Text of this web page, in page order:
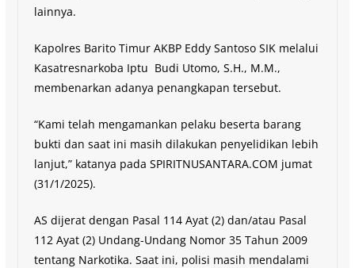
lainnya.
Kapolres Barito Timur AKBP Eddy Santoso SIK melalui
Kasatresnarkoba Iptu Budi Utomo, S.H., M.M.,
membenarkan adanya penangkapan tersebut.
“Kami telah mengamankan pelaku beserta barang
bukti dan saat ini masih dilakukan penyelidikan lebih
lanjut,” katanya pada SPIRITNUSANTARA.COM jumat
(31/1/2025).
AS dijerat dengan Pasal 114 Ayat (2) dan/atau Pasal
112 Ayat (2) Undang-Undang Nomor 35 Tahun 2009
tentang Narkotika. Saat ini, polisi masih mendalami